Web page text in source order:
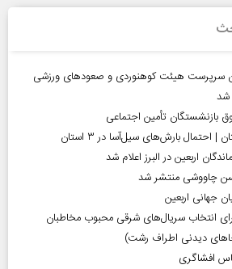
سرپرست هیئت کوهنوردی و صعودهای ورزشی
شد
بازنشستگان تأمین اجتماعی
اربعین در البرز اعلام شد
چاووشی منتشر شد
جهانی اربعین
انتخاب سریال‌های شرقی محبوب مخاطبان
دیدنی اطراف رشت)
افشاگری